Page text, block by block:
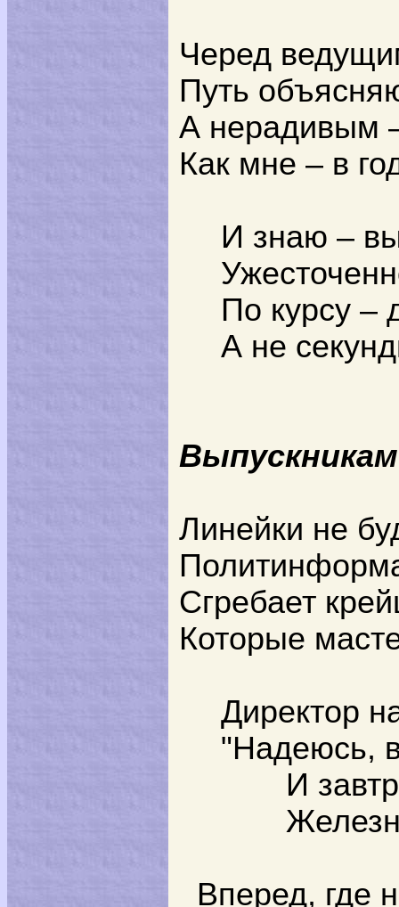
Черед
Путь
А нерадивым
Как мне – в
И знаю –
По курсу –
А не
Выпускникам
Линейки не
Сгребает
Которые
Директор
"Надеюсь,
И
Вперед, где